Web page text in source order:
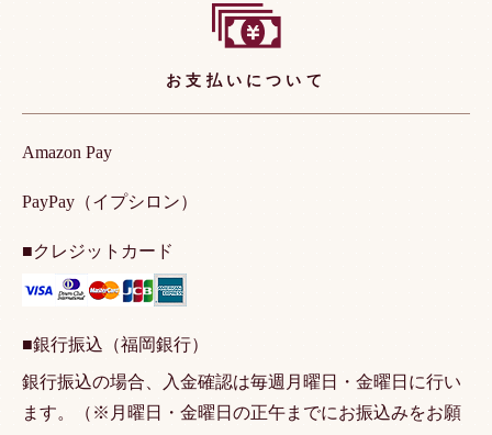
お支払いについて
Amazon Pay
PayPay（イプシロン）
■クレジットカード
■銀行振込（福岡銀行）
銀行振込の場合、入金確認は毎週月曜日・金曜日に行い
ます。（※月曜日・金曜日の正午までにお振込みをお願